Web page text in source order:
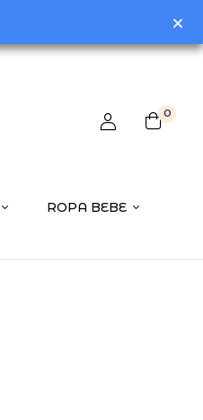
0
ROPA BEBE